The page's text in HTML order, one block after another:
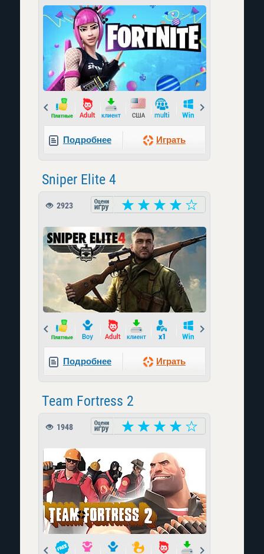
Prev
Подробнее Играть
Sniper Elite 4
2923
Prev
Подробнее Играть
Team Fortress 2
1948
Prev